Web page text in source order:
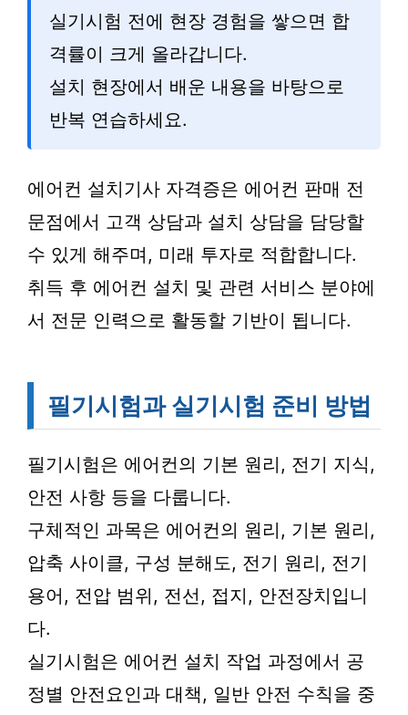
실기시험 전에 현장 경험을 쌓으면 합
격률이 크게 올라갑니다.
설치 현장에서 배운 내용을 바탕으로
반복 연습하세요.
에어컨 설치기사 자격증은 에어컨 판매 전
문점에서 고객 상담과 설치 상담을 담당할
수 있게 해주며, 미래 투자로 적합합니다.
취득 후 에어컨 설치 및 관련 서비스 분야에
서 전문 인력으로 활동할 기반이 됩니다.
필기시험과 실기시험 준비 방법
필기시험은 에어컨의 기본 원리, 전기 지식,
안전 사항 등을 다룹니다.
구체적인 과목은 에어컨의 원리, 기본 원리,
압축 사이클, 구성 분해도, 전기 원리, 전기
용어, 전압 범위, 전선, 접지, 안전장치입니
다.
실기시험은 에어컨 설치 작업 과정에서 공
정별 안전요인과 대책, 일반 안전 수칙을 중